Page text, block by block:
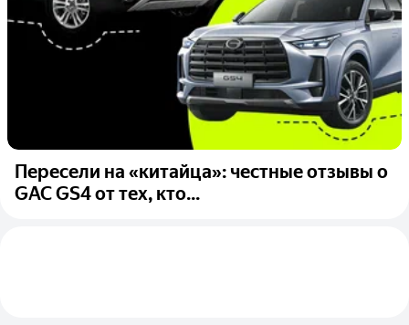
Пересели на «китайца»: честные отзывы о
GAC GS4 от тех, кто...